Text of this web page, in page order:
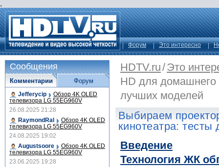
.
Форум Это интересно
HDTV.ru/Это
HD для домашнего
лучших моделей
Выбираем
кинотеатра:
Введение
Технология ЖК
Сообщения
Комментарии
Jefferycip Обзор 4K OLED
телевизора LG 55EG960V
26.08.2025 21:28
RaymondRal
Обзор 4K OLED
телевизора LG 55EG960V
24.08.2025 19:02
Augustsoore
Обзор 4K OLED
телевизора LG 55EG960V
23.06.2025 19:28
Форум